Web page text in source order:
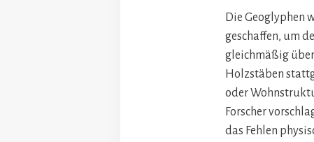
Die Geoglyphen
geschaffen, um
gleichmäßig
Holzstäben
oder
Forscher
das Fehlen